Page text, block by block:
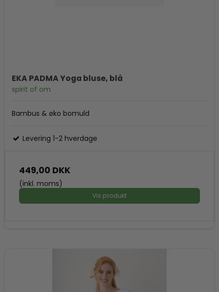
EKA PADMA Yoga bluse, blå
spirit of om
Bambus & øko bomuld
Levering 1-2 hverdage
449,00 DKK
(inkl. moms)
Vis produkt